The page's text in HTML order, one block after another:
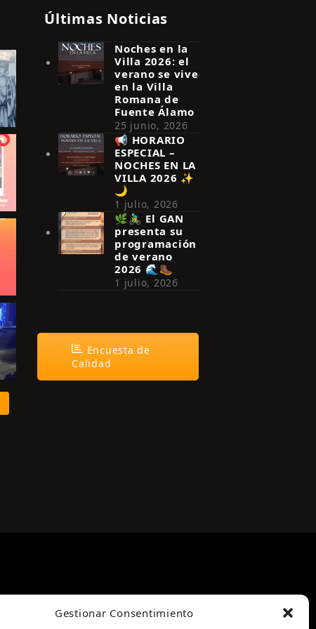
Gestionar Consentimiento
Últimas Noticias
Noches en la
Villa 2026: el
verano se vive
en la Villa
Romana de
Fuente Álamo
25 junio, 2026
📢 HORARIO
ESPECIAL –
NOCHES EN LA
VILLA 2026 ✨
🌙
1 julio, 2026
🌿🚴‍♂️ El GAN
presenta su
programación
de verano
2026 🌊🥾
1 julio, 2026
Encuesta de
Calidad